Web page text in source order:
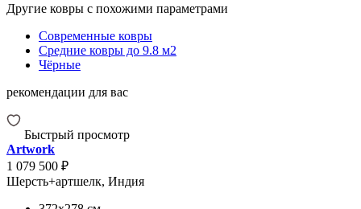
Другие ковры с похожими параметрами
Современные ковры
Средние ковры до 9.8 м2
Чёрные
рекомендации для вас
Быстрый просмотр
Artwork
1 079 500 ₽
Шерсть+артшелк, Индия